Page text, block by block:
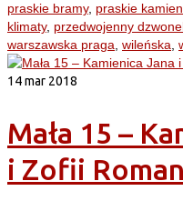
praskie bramy, praskie
klimaty, przedwojenny
warszawska praga wileńska
14mar 2018
Mała 15 –
i Zofii